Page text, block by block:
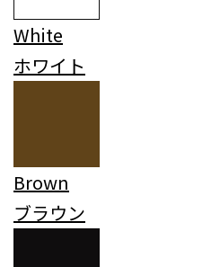
White
ホワイト
Brown
ブラウン